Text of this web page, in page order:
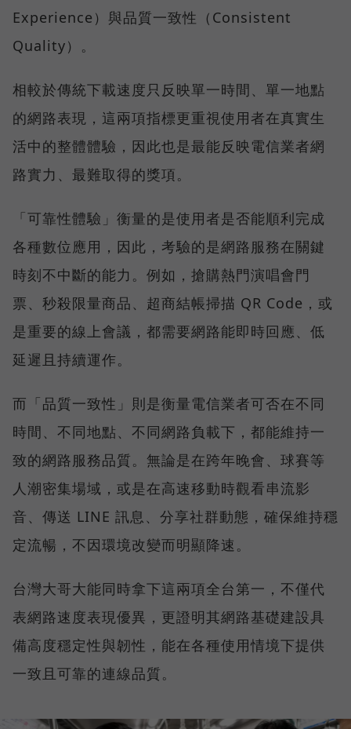
Experience）與品質一致性（Consistent
Quality）。
相較於傳統下載速度只反映單一時間、單一地點
的網路表現，這兩項指標更重視使用者在真實生
活中的整體體驗，因此也是最能反映電信業者網
路實力、最難取得的獎項。
「可靠性體驗」衡量的是使用者是否能順利完成
各種數位應用，因此，考驗的是網路服務在關鍵
時刻不中斷的能力。例如，搶購熱門演唱會門
票、秒殺限量商品、超商結帳掃描 QR Code，或
是重要的線上會議，都需要網路能即時回應、低
延遲且持續運作。
而「品質一致性」則是衡量電信業者可否在不同
時間、不同地點、不同網路負載下，都能維持一
致的網路服務品質。無論是在跨年晚會、球賽等
人潮密集場域，或是在高速移動時觀看串流影
音、傳送 LINE 訊息、分享社群動態，確保維持穩
定流暢，不因環境改變而明顯降速。
台灣大哥大能同時拿下這兩項全台第一，不僅代
表網路速度表現優異，更證明其網路基礎建設具
備高度穩定性與韌性，能在各種使用情境下提供
一致且可靠的連線品質。